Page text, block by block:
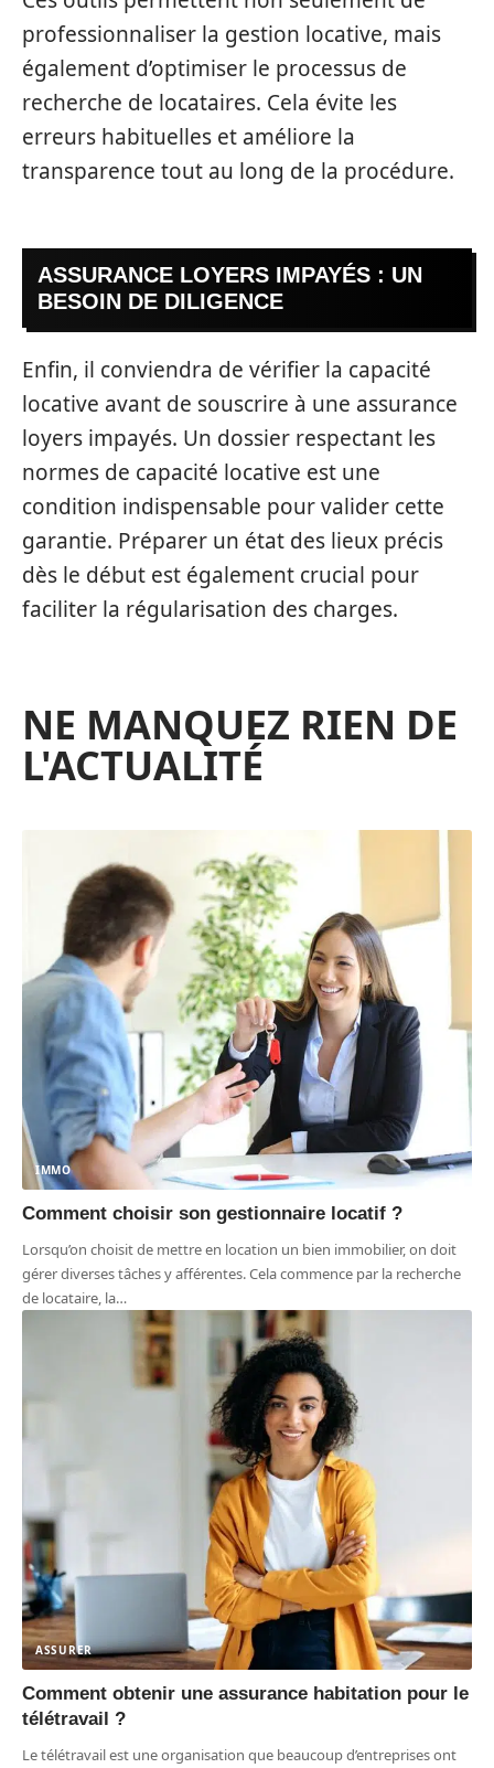
professionnaliser la gestion locative, mais
également d’optimiser le processus de
recherche de locataires. Cela évite les
erreurs habituelles et améliore la
transparence tout au long de la procédure.
ASSURANCE LOYERS IMPAYÉS : UN
BESOIN DE DILIGENCE
Enfin, il conviendra de vérifier la capacité
locative avant de souscrire à une assurance
loyers impayés. Un dossier respectant les
normes de capacité locative est une
condition indispensable pour valider cette
garantie. Préparer un état des lieux précis
dès le début est également crucial pour
faciliter la régularisation des charges.
NE MANQUEZ RIEN DE
L'ACTUALITÉ
IMMO
Comment choisir son gestionnaire locatif ?
Lorsqu’on choisit de mettre en location un bien immobilier, on doit
gérer diverses tâches y afférentes. Cela commence par la recherche
de locataire, la…
ASSURER
Comment obtenir une assurance habitation pour le
télétravail ?
Le télétravail est une organisation que beaucoup d’entreprises ont